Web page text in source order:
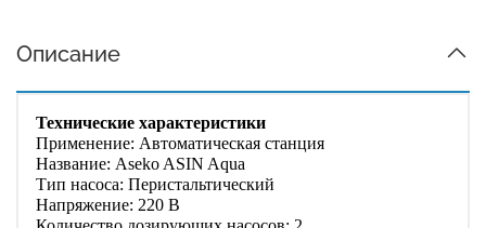
Описание
Технические характеристики
Применение: Автоматическая станция
Название: Aseko ASIN Aqua
Тип насоса: Перистальтический
Напряжение: 220 В